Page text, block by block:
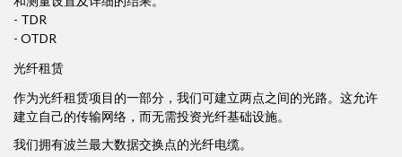
- TDR
- OTDR
光纤租赁
作为光纤租赁项目的一部分，我们可建立两点之间的光路。这允许
建立自己的传输网络，而无需投资光纤基础设施。
我们拥有波兰最大数据交换点的光纤电缆。